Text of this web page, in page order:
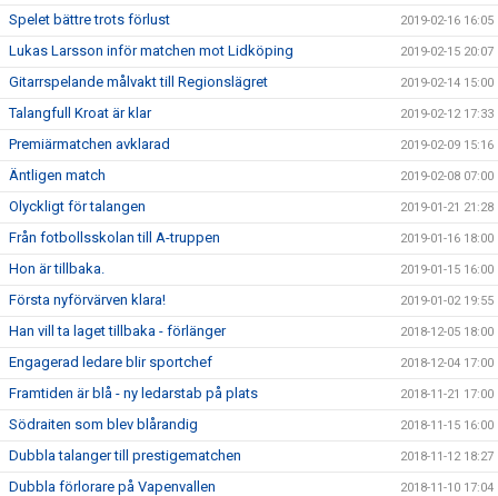
Spelet bättre trots förlust 2019-02-16 16:05
Lukas Larsson inför matchen mot Lidköping 2019-02-15 20:07
Gitarrspelande målvakt till Regionslägret 2019-02-14 15:00
Talangfull Kroat är klar 2019-02-12 17:33
Premiärmatchen avklarad 2019-02-09 15:16
Äntligen match 2019-02-08 07:00
Olyckligt för talangen 2019-01-21 21:28
Från fotbollsskolan till A-truppen 2019-01-16 18:00
Hon är tillbaka. 2019-01-15 16:00
Första nyförvärven klara! 2019-01-02 19:55
Han vill ta laget tillbaka - förlänger 2018-12-05 18:00
Engagerad ledare blir sportchef 2018-12-04 17:00
Framtiden är blå - ny ledarstab på plats 2018-11-21 17:00
Södraiten som blev blårandig 2018-11-15 16:00
Dubbla talanger till prestigematchen 2018-11-12 18:27
Dubbla förlorare på Vapenvallen 2018-11-10 17:04